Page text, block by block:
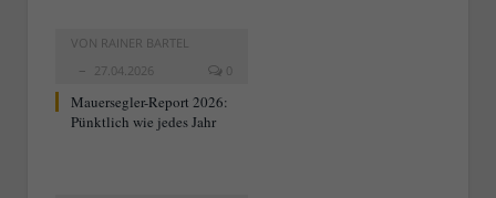
VON RAINER BARTEL
27.04.2026
0
Mauersegler-Report 2026:
Pünktlich wie jedes Jahr